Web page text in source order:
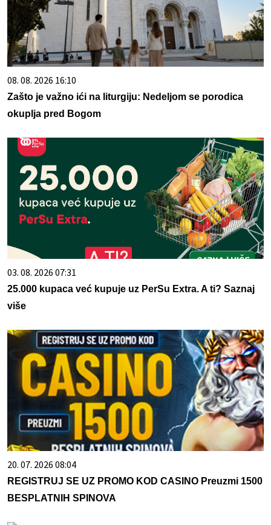
08. 08. 2026 16:10
Zašto je važno ići na liturgiju: Nedeljom se porodica
okuplja pred Bogom
03. 08. 2026 07:31
25.000 kupaca već kupuje uz PerSu Extra. A ti? Saznaj
više
20. 07. 2026 08:04
REGISTRUJ SE UZ PROMO KOD CASINO Preuzmi 1500
BESPLATNIH SPINOVA